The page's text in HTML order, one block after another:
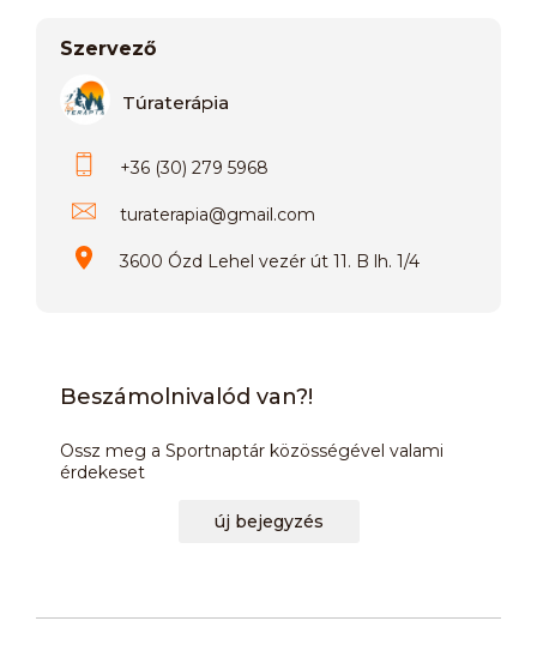
Szervező
Túraterápia
+36 (30) 279 5968
turaterapia@gmail.com
3600 Ózd Lehel vezér út 11. B lh. 1/4
Beszámolnivalód van?!
Ossz meg a Sportnaptár közösségével valami
érdekeset
új bejegyzés